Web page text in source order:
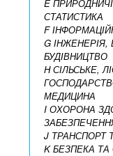
E
СТАТИСТИКА
F
G
БУДІВНИЦТВО
H СІЛЬСЬКЕ,
МЕДИЦИНА
I ОХОРОНА
J ТРАНСПОРТ
K БЕЗПЕКА